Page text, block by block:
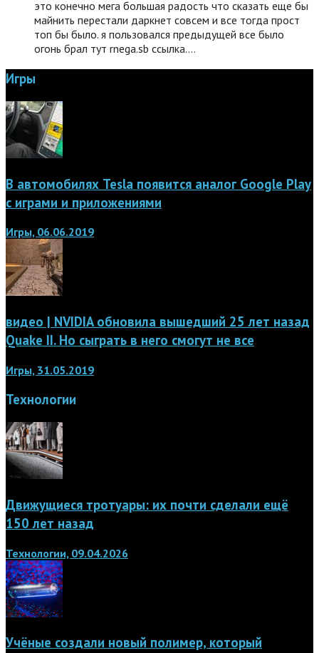
это конечно мега большая радость что сказать еще бы
майнить перестали даркнет совсем и все тогда прост
топ бы было. я пользовался предыдущей все было
огонь брал тут rnega.sb ссылка.…
Игры
В автомобилях Tesla появится аналог Google Play
с играми и приложениями
Игры, 06.06.2019
видео | NVIDIA обновила вышедший 25 лет назад
Quake II. Но сыграть в него смогут не все
Игры, 31.05.2019
Технологии
Движущиеся тротуары: их почти сделали ещё
150 лет назад
Технологии, 09.04.2026
Учёные создали новый полимер, который